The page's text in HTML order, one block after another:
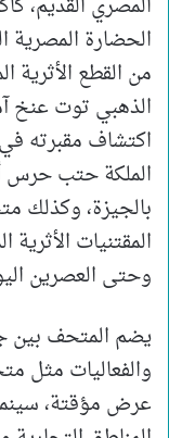
الحضارة
من القطع الأثرية
الذهبي توت عنخ
الملكة حتب حرس
بالجيزة، وكذلك
المقتنيات
وحتى العصرين
يضم المتحف بين
والفعاليات مثل
عرض مؤقتة،